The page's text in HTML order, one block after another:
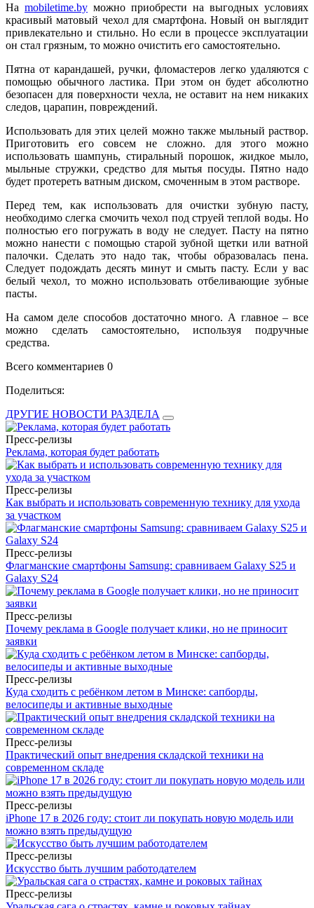
На mobiletime.by можно приобрести на выгодных условиях
красивый матовый чехол для смартфона. Новый он выглядит
привлекательно и стильно. Но если в процессе эксплуатации
он стал грязным, то можно очистить его самостоятельно.
Пятна от карандашей, ручки, фломастеров легко удаляются с
помощью обычного ластика. При этом он будет абсолютно
безопасен для поверхности чехла, не оставит на нем никаких
следов, царапин, повреждений.
Использовать для этих целей можно также мыльный раствор.
Приготовить его совсем не сложно. для этого можно
использовать шампунь, стиральный порошок, жидкое мыло,
мыльные стружки, средство для мытья посуды. Пятно надо
будет протереть ватным диском, смоченным в этом растворе.
Перед тем, как использовать для очистки зубную пасту,
необходимо слегка смочить чехол под струей теплой воды. Но
полностью его погружать в воду не следует. Пасту на пятно
можно нанести с помощью старой зубной щетки или ватной
палочки. Сделать это надо так, чтобы образовалась пена.
Следует подождать десять минут и смыть пасту. Если у вас
белый чехол, то можно использовать отбеливающие зубные
пасты.
На самом деле способов достаточно много. А главное – все
можно сделать самостоятельно, используя подручные
средства.
Всего комментариев 0
Поделиться:
ДРУГИЕ НОВОСТИ РАЗДЕЛА
Пресс-релизы
Реклама, которая будет работать
Пресс-релизы
Как выбрать и использовать современную технику для ухода
за участком
Пресс-релизы
Флагманские смартфоны Samsung: сравниваем Galaxy S25 и
Galaxy S24
Пресс-релизы
Почему реклама в Google получает клики, но не приносит
заявки
Пресс-релизы
Куда сходить с ребёнком летом в Минске: сапборды,
велосипеды и активные выходные
Пресс-релизы
Практический опыт внедрения складской техники на
современном складе
Пресс-релизы
iPhone 17 в 2026 году: стоит ли покупать новую модель или
можно взять предыдущую
Пресс-релизы
Искусство быть лучшим работодателем
Пресс-релизы